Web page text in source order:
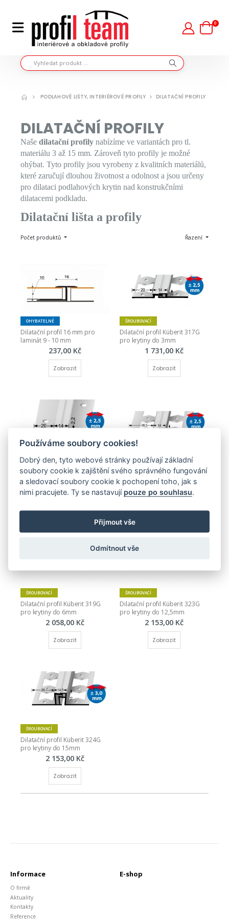
0
PODLAHOVÉ LIŠTY, INTERIÉROVÉ PROFILY DILATAČNÍ PROFILY
DILATAČNÍ PROFILY
Naše dilatační profily nabízíme ve variantách pro tl.
materiálu 3 až 15 mm. Zároveň tyto profily je možné
ohýbat. Tyto profily jsou vyrobeny z kvalitních materiálů,
které zaručují dlouhou životnost a odolnost a jsou určeny
pro dilataci podlahových krytin nad konstrukčními
dilatacemi podkladu.
Dilatační lišta a profily
Počet produktů Řazení
OHYBATELNÉ
Dilatační profil 16 mm pro
laminát 9 - 10 mm
237,00 Kč
Zobrazit
ŠROUBOVACÍ
Dilatační profil Küberit 317G
pro krytiny do 3mm
1 731,00 Kč
Zobrazit
ŠROUBOVACÍ
Dilatační profil Küberit 316 pro
2 mm
1 593,00 Kč
ŠROUBOVACÍ
Dilatační profil Küberit 318G
pro krytiny do 4,5mm
1 940,00 Kč
ŠROUBOVACÍ
Dilatační profil Küberit 319G
pro krytiny do 6mm
2 058,00 Kč
Zobrazit
ŠROUBOVACÍ
Dilatační profil Küberit 323G
pro krytiny do 12,5mm
2 153,00 Kč
Zobrazit
ŠROUBOVACÍ
Dilatační profil Küberit 324G
pro krytiny do 15mm
2 153,00 Kč
Zobrazit
Informace
O firmě
Aktuality
Kontakty
Reference
E-shop
Používáme soubory cookies!
Dobrý den, tyto webové stránky používají základní
soubory cookie k zajištění svého správného fungování
a sledovací soubory cookie k pochopení toho, jak s
nimi pracujete. Ty se nastavují pouze po souhlasu.
Přijmout vše
Odmítnout vše